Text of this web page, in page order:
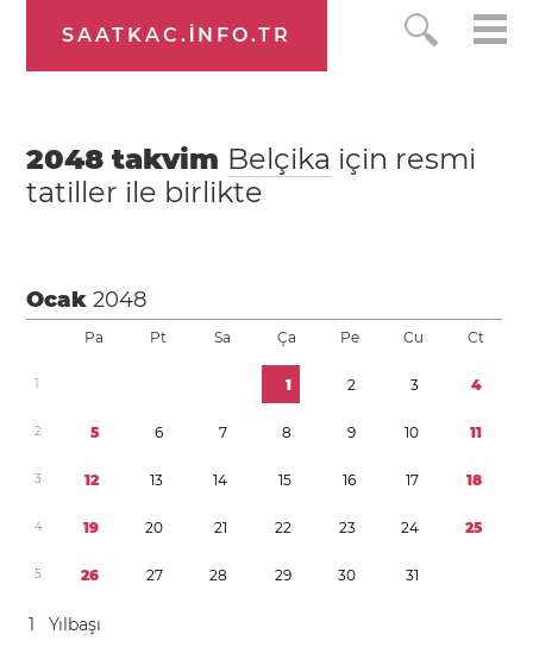
SAATKAC.INFO.TR
2048 takvim Belçika için resmi
tatiller ile birlikte
Ocak2048
Pa Pt Sa Ça Pe Cu Ct
1 1 2 3 4
2 5 6 7 8 9 10 11
3 12 13 14 15 16 17 18
4 19 20 21 22 23 24 25
5 26 27 28 29 30 31
1 Yılbaşı